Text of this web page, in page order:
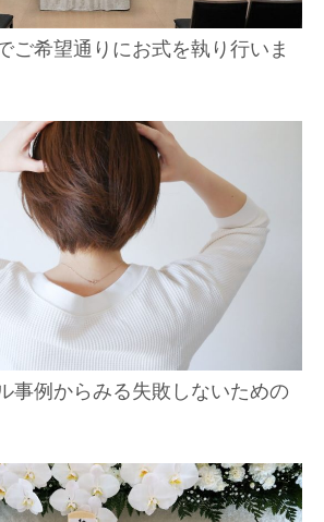
ご希望通りにお式を執り行いま
事例からみる失敗しないための